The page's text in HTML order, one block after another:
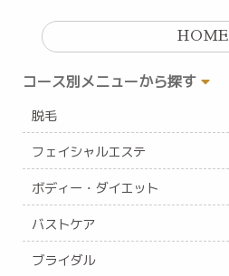
HOME
コース別メニューから探す
脱毛
フェイシャルエステ
ボディー・ダイエット
バストケア
ブライダル